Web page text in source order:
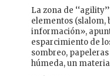
La zona de
elementos (slalom,
información»,
esparcimiento de
sombreo,
húmeda, un